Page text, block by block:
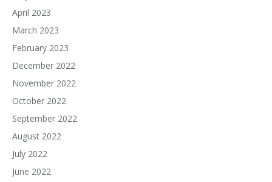
April 2023
March 2023
February 2023
December 2022
November 2022
October 2022
September 2022
August 2022
July 2022
June 2022